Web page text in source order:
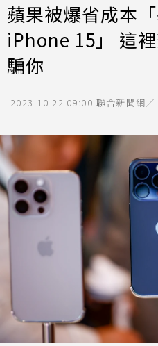
蘋果被爆省成本
iPhone 15」 這
騙你
2023-10-22 09:00 聯合新聞網